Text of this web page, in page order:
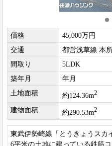
価格
45,000万円
交通
都営浅草線 本
間取り
5LDK
築年月
年月
土地面積
約124.36m2
建物面積 約290.53m2
東武伊勢崎線「とうきょうスカ
6平米の土地に建っている鉄筋